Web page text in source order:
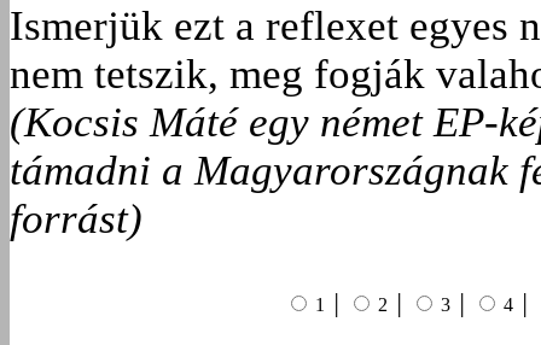
Ismerjük ezt a reflexet egyes
nem tetszik, meg fogják
(Kocsis Máté egy német EP-
támadni a Magyarországnak
forrást)
1 │ 2 │ 3 │ 4 │